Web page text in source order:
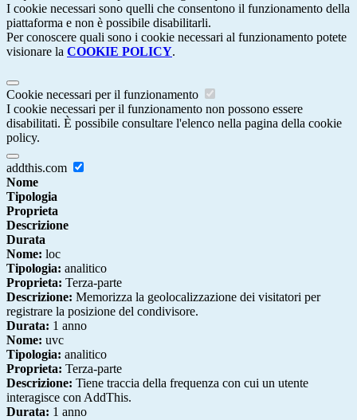
I cookie necessari sono quelli che consentono il funzionamento della
piattaforma e non è possibile disabilitarli.
Per conoscere quali sono i cookie necessari al funzionamento potete
visionare la COOKIE POLICY.
Cookie necessari per il funzionamento
I cookie necessari per il funzionamento non possono essere
disabilitati. È possibile consultare l'elenco nella pagina della cookie
policy.
addthis.com
Nome
Tipologia
Proprieta
Descrizione
Durata
Nome: loc
Tipologia: analitico
Proprieta: Terza-parte
Descrizione: Memorizza la geolocalizzazione dei visitatori per
registrare la posizione del condivisore.
Durata: 1 anno
Nome: uvc
Tipologia: analitico
Proprieta: Terza-parte
Descrizione: Tiene traccia della frequenza con cui un utente
interagisce con AddThis.
Durata: 1 anno